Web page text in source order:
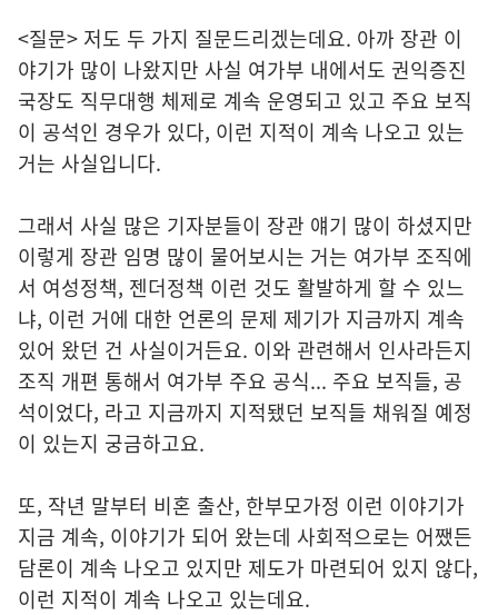
<질문> 저도 두 가지 질문드리겠는데요. 아까 장관 이
야기가 많이 나왔지만 사실 여가부 내에서도 권익증진
국장도 직무대행 체제로 계속 운영되고 있고 주요 보직
이 공석인 경우가 있다, 이런 지적이 계속 나오고 있는
거는 사실입니다.
그래서 사실 많은 기자분들이 장관 얘기 많이 하셨지만
이렇게 장관 임명 많이 물어보시는 거는 여가부 조직에
서 여성정책, 젠더정책 이런 것도 활발하게 할 수 있느
냐, 이런 거에 대한 언론의 문제 제기가 지금까지 계속
있어 왔던 건 사실이거든요. 이와 관련해서 인사라든지
조직 개편 통해서 여가부 주요 공식... 주요 보직들, 공
석이었다, 라고 지금까지 지적됐던 보직들 채워질 예정
이 있는지 궁금하고요.
또, 작년 말부터 비혼 출산, 한부모가정 이런 이야기가
지금 계속, 이야기가 되어 왔는데 사회적으로는 어쨌든
담론이 계속 나오고 있지만 제도가 마련되어 있지 않다,
이런 지적이 계속 나오고 있는데요.